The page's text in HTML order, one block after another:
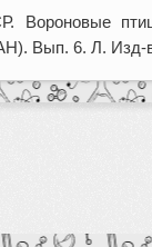
Вороновые
АН). Вып. 6. Л.